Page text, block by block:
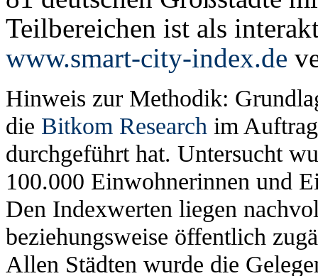
Teilbereichen ist als
www.smart-city-index.de
Hinweis zur Methodik:
die Bitkom Research im
durchgeführt hat. Untersucht
100.000 Einwohnerinnen und
Den Indexwerten liegen
beziehungsweise öffentlich
Allen Städten wurde die